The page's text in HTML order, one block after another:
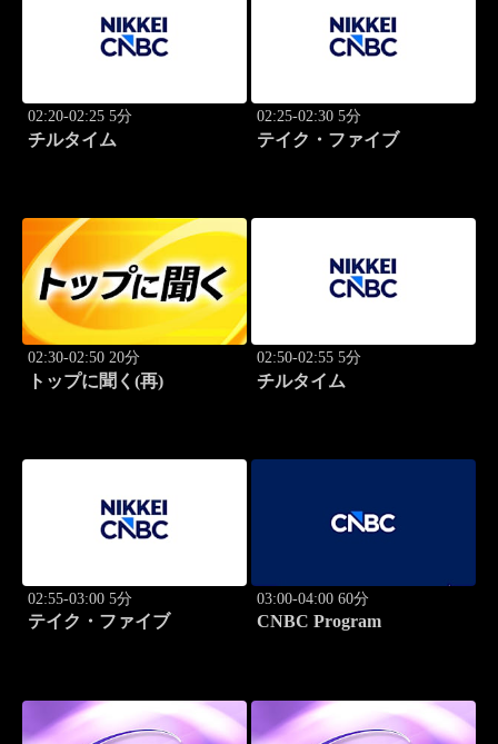
02:20-02:25 5分
チルタイム
02:25-02:30 5分
テイク・ファイブ
02:30-02:50 20分
トップに聞く(再)
02:50-02:55 5分
チルタイム
02:55-03:00 5分
テイク・ファイブ
03:00-04:00 60分
CNBC Program